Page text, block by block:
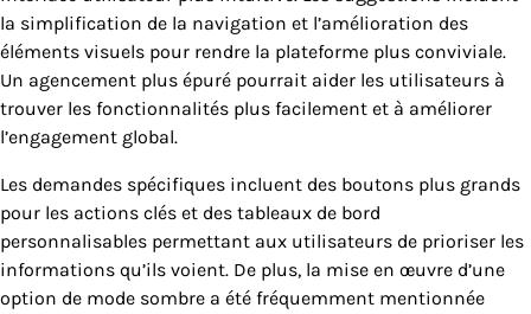
la simplification de la navigation et l’amélioration des
éléments visuels pour rendre la plateforme plus conviviale.
Un agencement plus épuré pourrait aider les utilisateurs à
trouver les fonctionnalités plus facilement et à améliorer
l’engagement global.
Les demandes spécifiques incluent des boutons plus grands
pour les actions clés et des tableaux de bord
personnalisables permettant aux utilisateurs de prioriser les
informations qu’ils voient. De plus, la mise en œuvre d’une
option de mode sombre a été fréquemment mentionnée